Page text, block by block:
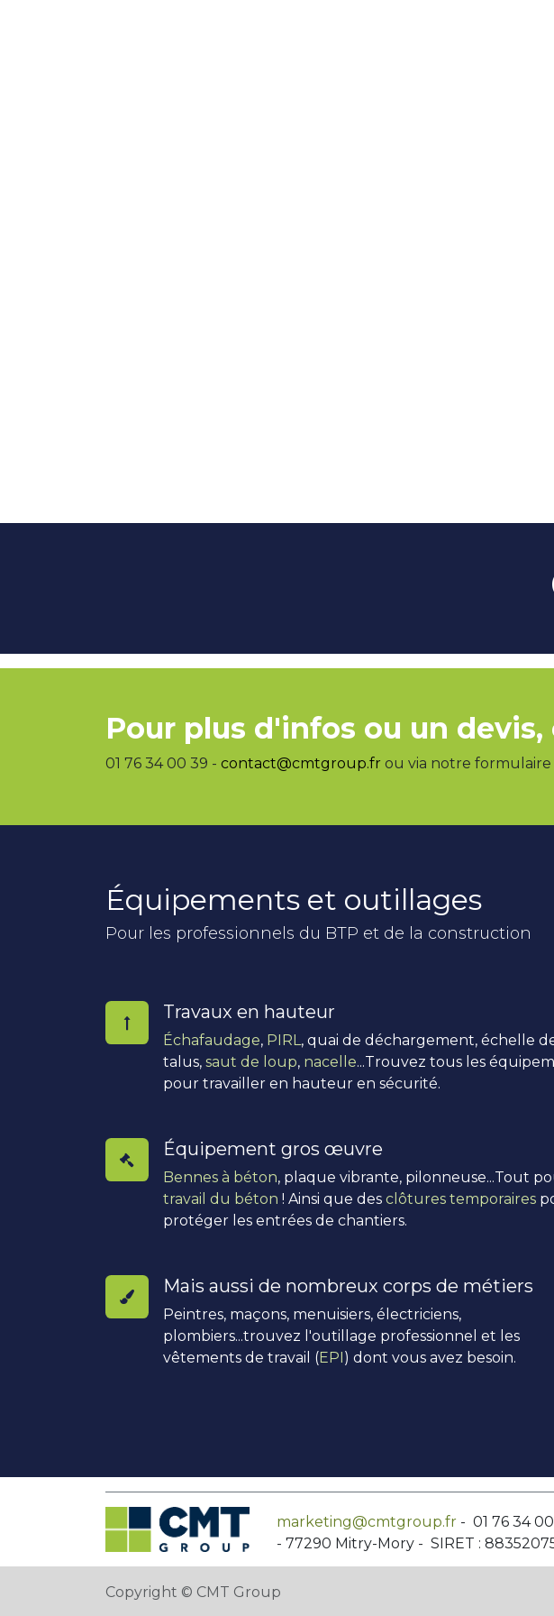
Pour plus d'infos ou un
01 76 34 00 39 - contact@cmtgroup.fr ou via notre
Équipements et outillages
Pour les professionnels du BTP et de la construction
Travaux en hauteur
Échafaudage, PIRL , quai de déchargement, échelle
talus, saut de loup, nacelle...Trouvez tous les
pour travailler en hauteur en sécurité.
Équipement gros œuvre
Bennes à béton, plaque vibrante, pilonneuse...Tout
travail du béton ! Ainsi que des clôtures temporaires
protéger les entrées de chantiers.
Mais aussi de nombreux corps de métiers
Peintres, maçons, menuisiers, électriciens,
plombiers...trouvez l'outillage professionnel et les
vêtements de travail (EPI) dont vous avez besoin.
marketing@cmtgroup.fr - 01 76 34
- 77290 Mitry-Mory - SIRET :
Copyright © CMT Group